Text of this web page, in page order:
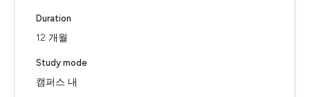
Duration
12 개월
Study mode
캠퍼스 내